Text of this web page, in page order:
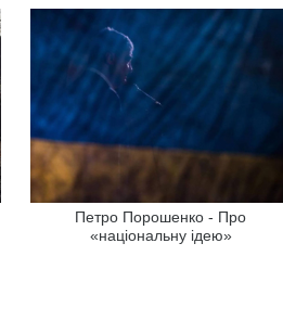
Петро Порошенко - Про
«національну ідею»